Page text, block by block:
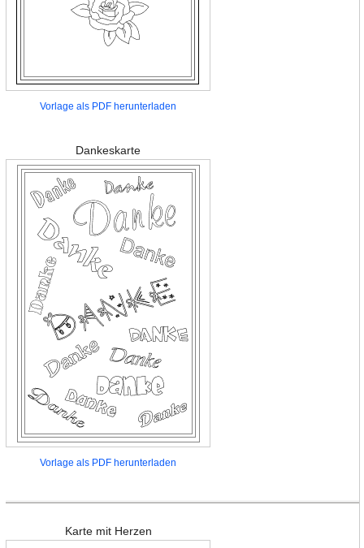
Vorlage als PDF herunterladen
Dankeskarte
Vorlage als PDF herunterladen
Karte mit Herzen